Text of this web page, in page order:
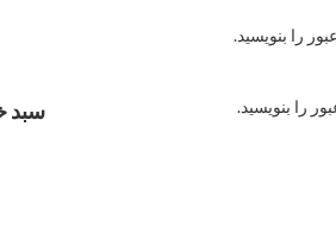
سبد
را بنویسید.
را بنویسید.